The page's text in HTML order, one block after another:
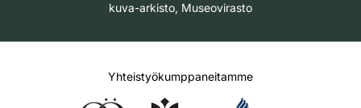
kuva-arkisto, Museovirasto
Yhteistyökumppaneitamme